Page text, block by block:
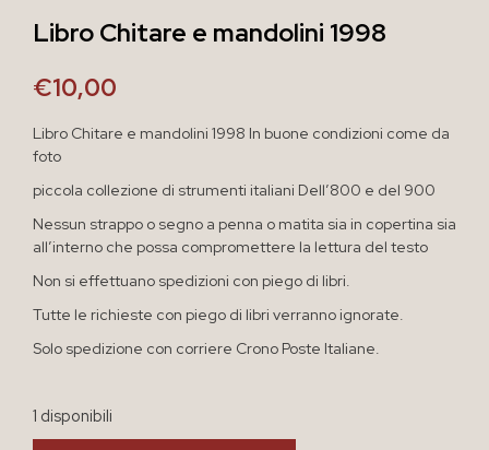
Libro Chitare e mandolini 1998
€10,00
Libro Chitare e mandolini 1998 In buone condizioni come da
foto
piccola collezione di strumenti italiani Dell’800 e del 900
Nessun strappo o segno a penna o matita sia in copertina sia
all’interno che possa compromettere la lettura del testo
Non si effettuano spedizioni con piego di libri.
Tutte le richieste con piego di libri verranno ignorate.
Solo spedizione con corriere Crono Poste Italiane.
1 disponibili